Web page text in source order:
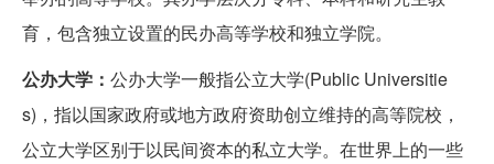
育，包含独立设置的民办高等学校和独立学院。
公办大学： 公办大学一般指公立大学(Public Universitie
s)，指以国家政府或地方政府资助创立维持的高等院校，
公立大学区别于以民间资本的私立大学。在世界上的一些